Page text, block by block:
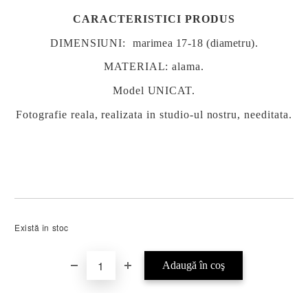
CARACTERISTICI PRODUS
DIMENSIUNI: marimea 17-18 (diametru).
MATERIAL: alama.
Model UNICAT.
Fotografie reala, realizata in studio-ul nostru, needitata.
Există în stoc